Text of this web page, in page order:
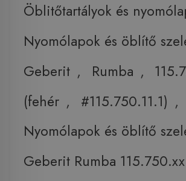
Öblitőtartályok és
Nyomólapok és öblítő
Geberit , Rumba ,
(fehér , #115.750.11.1) ,
Nyomólapok és öblítő
Geberit Rumba